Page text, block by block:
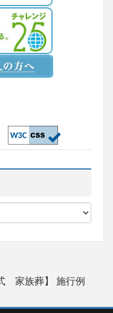
家族葬】 施行例